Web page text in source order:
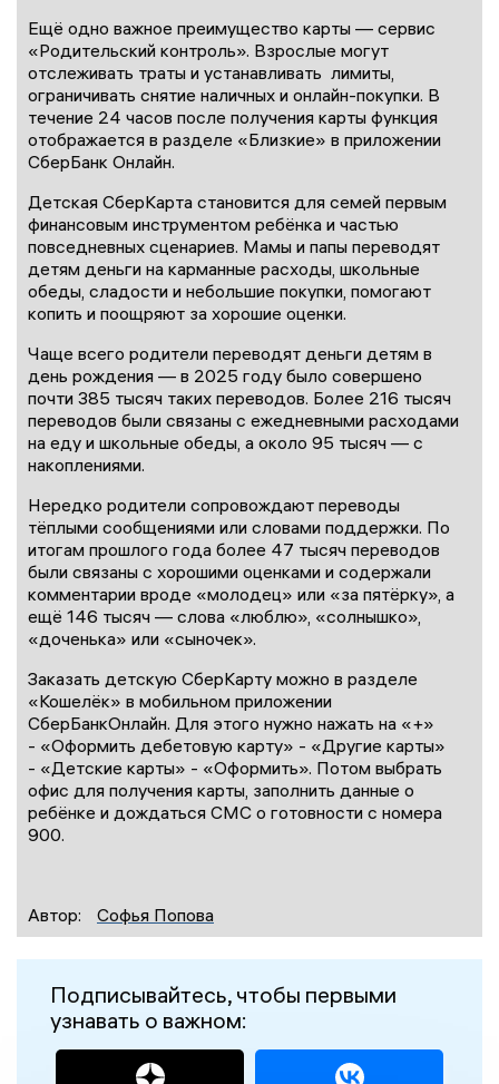
Ещё одно важное преимущество карты — сервис
«Родительский контроль». Взрослые могут
отслеживать траты и устанавливать лимиты,
ограничивать снятие наличных и онлайн-покупки. В
течение 24 часов после получения карты функция
отображается в разделе «Близкие» в приложении
СберБанк Онлайн.
Детская СберКарта становится для семей первым
финансовым инструментом ребёнка и частью
повседневных сценариев. Мамы и папы переводят
детям деньги на карманные расходы, школьные
обеды, сладости и небольшие покупки, помогают
копить и поощряют за хорошие оценки.
Чаще всего родители переводят деньги детям в
день рождения — в 2025 году было совершено
почти 385 тысяч таких переводов. Более 216 тысяч
переводов были связаны с ежедневными расходами
на еду и школьные обеды, а около 95 тысяч — с
накоплениями.
Нередко родители сопровождают переводы
тёплыми сообщениями или словами поддержки. По
итогам прошлого года более 47 тысяч переводов
были связаны с хорошими оценками и содержали
комментарии вроде «молодец» или «за пятёрку», а
ещё 146 тысяч — слова «люблю», «солнышко»,
«доченька» или «сыночек».
Заказать детскую СберКарту можно в разделе
«Кошелёк» в мобильном приложении
СберБанкОнлайн. Для этого нужно нажать на «+»
- «Оформить дебетовую карту» - «Другие карты»
- «Детские карты» - «Оформить». Потом выбрать
офис для получения карты, заполнить данные о
ребёнке и дождаться СМС о готовности с номера
900.
Автор: Софья Попова
Подписывайтесь, чтобы первыми
узнавать о важном: